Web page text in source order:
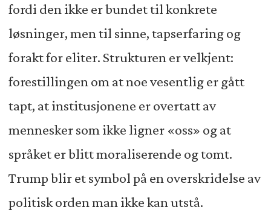
fordi den ikke er bundet til konkrete
løsninger, men til sinne, tapserfaring og
forakt for eliter. Strukturen er velkjent:
forestillingen om at noe vesentlig er gått
tapt, at institusjonene er overtatt av
mennesker som ikke ligner «oss» og at
språket er blitt moraliserende og tomt.
Trump blir et symbol på en overskridelse av
politisk orden man ikke kan utstå.